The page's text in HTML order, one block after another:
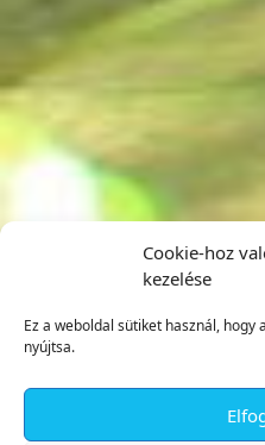
Cookie-hoz
kezelése
Ez a weboldal sütiket használ,
nyújtsa.